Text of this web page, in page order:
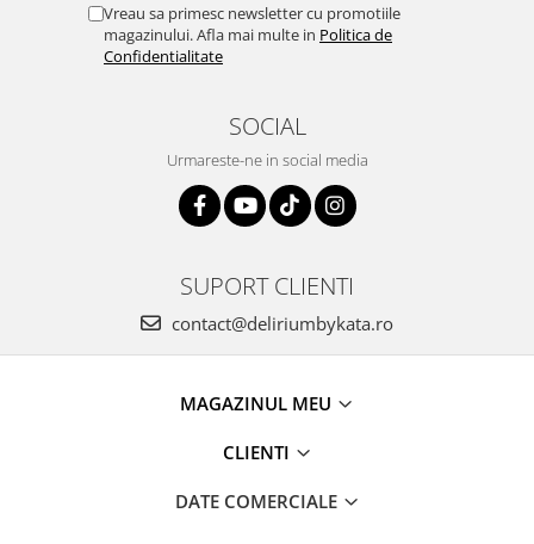
Vreau sa primesc newsletter cu promotiile
magazinului. Afla mai multe in Politica de
Confidentialitate
SOCIAL
Urmareste-ne in social media
SUPORT CLIENTI
contact@deliriumbykata.ro
MAGAZINUL MEU
CLIENTI
DATE COMERCIALE